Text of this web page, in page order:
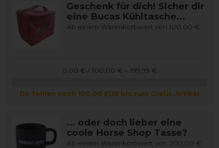
Geschenk für dich! Sicher dir
eine Bucas Kühltasche...
Ab einem Warenkorbwert von 100,00 €
0,00 € / 100,00 € – 199,99 €
Dir fehlen noch 100,00 EUR bis zum Gratis-Artikel
... oder doch lieber eine
coole Horse Shop Tasse?
Ab einem Warenkorbwert von 200,00 €